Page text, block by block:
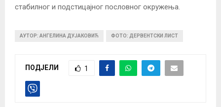
стабилног и подстицајног пословног окружења.
АУТОР: АНГЕЛИНА ДУЈАКОВИЋ ФОТО: ДЕРВЕНТСКИ ЛИСТ
ПОДЈЕЛИ 1